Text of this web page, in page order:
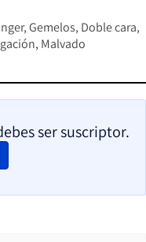
Gemelos Doble cara
Malvado
ser suscriptor.
WINDOW